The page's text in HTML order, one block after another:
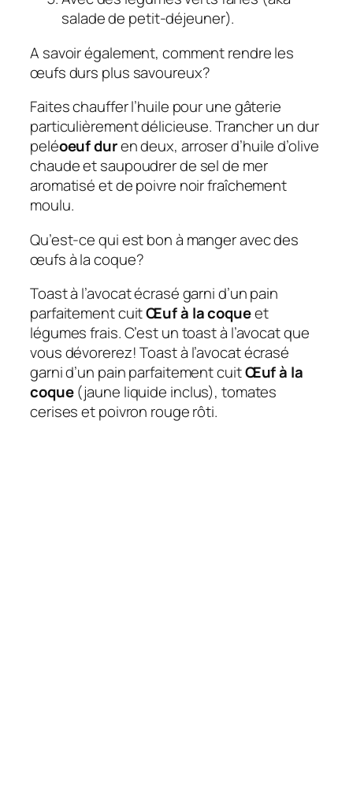
salade de petit-déjeuner).
A savoir également, comment rendre les
œufs durs plus savoureux?
Faites chauffer l’huile pour une gâterie
particulièrement délicieuse. Trancher un dur
peléoeuf duren deux, arroser d’huile d’olive
chaude et saupoudrer de sel de mer
aromatisé et de poivre noir fraîchement
moulu.
Qu’est-ce qui est bon à manger avec des
œufs à la coque?
Toast à l’avocat écrasé garni d’un pain
parfaitement cuitŒuf à la coqueet
légumes frais. C’est un toast à l’avocat que
vous dévorerez! Toast à l’avocat écrasé
garni d’un pain parfaitement cuitŒuf à la
coque(jaune liquide inclus), tomates
cerises et poivron rouge rôti.